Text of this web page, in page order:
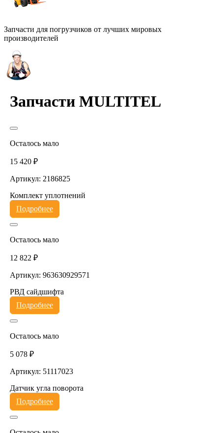
Запчасти для погрузчиков от лучших мировых
производителей
Запчасти MULTITEL
Осталось мало
15 420 ₽
Артикул: 2186825
Комплект уплотнений
Подробнее
Осталось мало
12 822 ₽
Артикул: 963630929571
РВД сайдшифта
Подробнее
Осталось мало
5 078 ₽
Артикул: 51117023
Датчик угла поворота
Подробнее